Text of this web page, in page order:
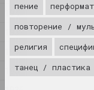
1940
1939
1938
1937
пение
повторение /
религия
танец /